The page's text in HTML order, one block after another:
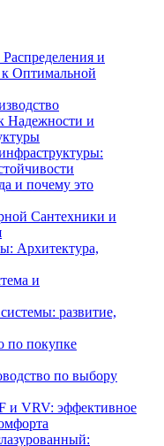
и
Оптимальной
Надежности и
и почему это
Сантехники и
Архитектура,
и
развитие,
по покупке
по выбору
и VRV: эффективное